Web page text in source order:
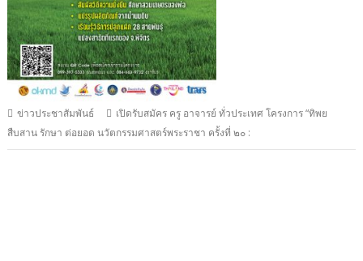
ข่าวประชาสัมพันธ์
เปิดรับสมัคร ครู อาจารย์ ทั่วประเทศ โครงการ “ทิพย
สืบสาน รักษา ต่อยอด นวัตกรรมศาสตร์พระราชา ครั้งที่ ๒๐ :